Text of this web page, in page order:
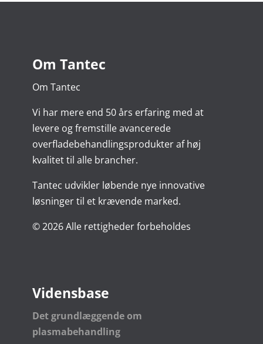
Om Tantec
Om Tantec
Vi har mere end 50 års erfaring med at
levere og fremstille avancerede
overfladebehandlingsprodukter af høj
kvalitet til alle brancher.
Tantec udvikler løbende nye innovative
løsninger til et krævende marked.
© 2026 Alle rettigheder forbeholdes
Vidensbase
Det grundlæggende om
plasmabehandling